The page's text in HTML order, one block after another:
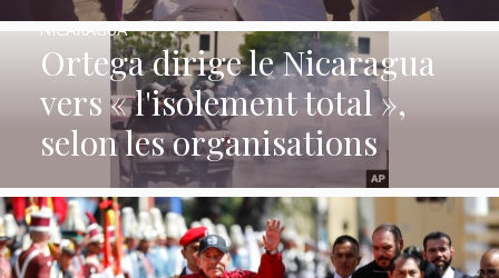
Ortega dirige le Nicaragua
vers « l'isolement total »,
selon les organisations
NICARAGUA